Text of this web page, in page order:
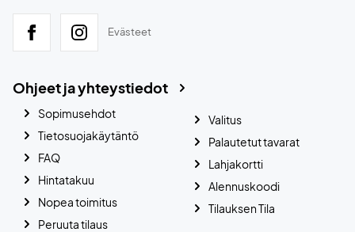
Evästeet
Ohjeet ja yhteystiedot
Sopimusehdot
Tietosuojakäytäntö
FAQ
Hintatakuu
Nopea toimitus
Peruuta tilaus
Valitus
Palautetut tavarat
Lahjakortti
Alennuskoodi
Tilauksen Tila